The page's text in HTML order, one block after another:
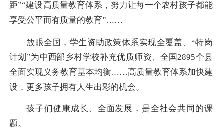
距”“建设高质量教育体系，努力让每一个农村孩子都能
享受公平而有质量的教育”……
放眼全国，学生资助政策体系实现全覆盖、“特岗
计划”为中西部乡村学校补充优质师资、全国2895个县
全面实现义务教育基本均衡……高质量教育体系加快建
设，更多孩子拥有人生出彩的机会。
孩子们健康成长、全面发展，是全社会共同的课
题。